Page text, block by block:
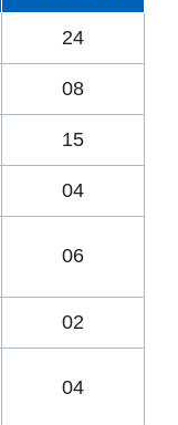
24
08
15
04
06
02
04